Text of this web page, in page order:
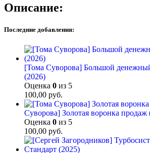
Описание:
Последние добавления:
[Тома Суворова] Большой
(2026)
Оценка 0 из 5
100,00 руб.
Суворова] Золотая воронка продаж
Оценка 0 из 5
100,00 руб.